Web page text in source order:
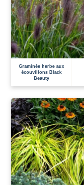
Graminée herbe aux
écouvillons Black
Beauty